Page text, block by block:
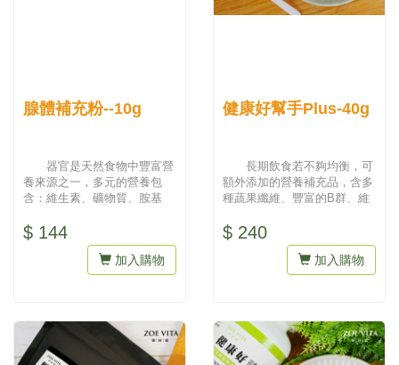
腺體補充粉--10g
器官是天然食物中豐富營
養來源之一，多元的營養包
含：維生素、礦物質、胺基
新鮮動物...
$ 144
加入購物
健康好幫手Plus-40g
長期飲食若不夠均衡，可
額外添加的營養補充品，含多
種蔬果纖維、豐富的B群、維
分，...
$ 240
加入購物